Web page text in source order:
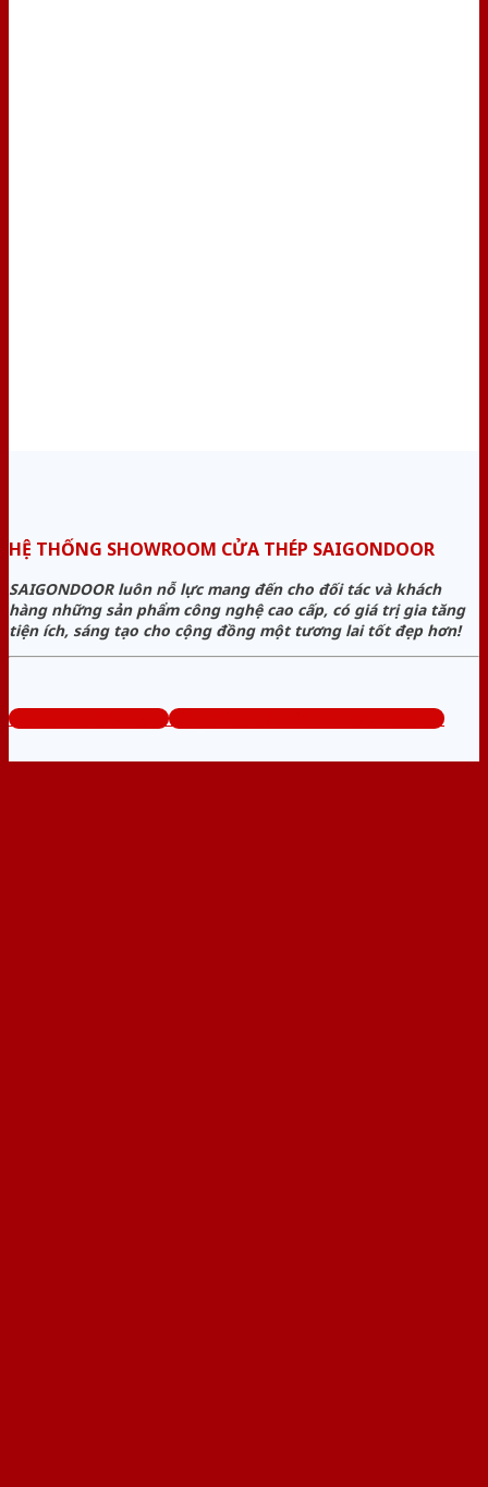
HỆ THỐNG SHOWROOM CỬA THÉP SAIGONDOOR
SAIGONDOOR luôn nỗ lực mang đến cho đối tác và khách
hàng những sản phẩm công nghệ cao cấp, có giá trị gia tăng
tiện ích, sáng tạo cho cộng đồng một tương lai tốt đẹp hơn!
www.bancuathep.com Tổng đài tư vấn miễn phí: 0824.400.400